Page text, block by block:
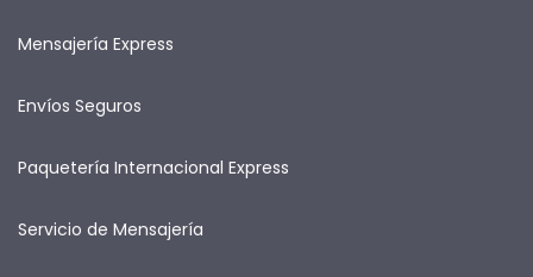
Mensajería Express
Envíos Seguros
Paquetería Internacional Express
Servicio de Mensajería